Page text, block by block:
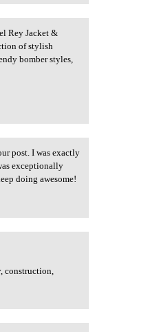
Rey Jacket &
of stylish
bomber styles,
post. I was exactly
exceptionally
doing awesome!
construction,